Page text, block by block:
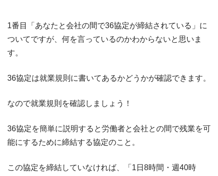
1番目「あなたと会社の間で36協定が締結されている」に
ついてですが、何を言っているのかわからないと思いま
す。
36協定は就業規則に書いてあるかどうかが確認できます。
なので就業規則を確認しましょう！
36協定を簡単に説明すると労働者と会社との間で残業を可
能にするために締結する協定のこと。
この協定を締結していなければ、「1日8時間・週40時